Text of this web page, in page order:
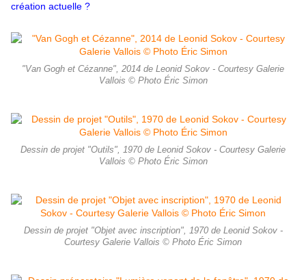
création actuelle ?
"Van Gogh et Cézanne", 2014 de Leonid Sokov - Courtesy Galerie
Vallois © Photo Éric Simon
Dessin de projet "Outils", 1970 de Leonid Sokov - Courtesy Galerie
Vallois © Photo Éric Simon
Dessin de projet "Objet avec inscription", 1970 de Leonid Sokov -
Courtesy Galerie Vallois © Photo Éric Simon